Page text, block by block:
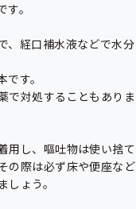
。
、経口補水液などで水分
す。
で対処することもありま
用し、嘔吐物は使い捨て
の際は必ず床や便座など
ょう。